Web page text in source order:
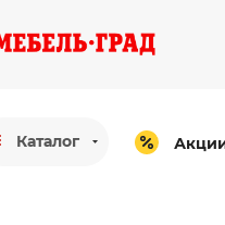
Каталог